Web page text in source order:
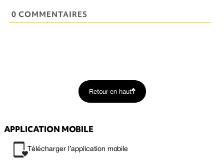
0 COMMENTAIRES
Retour en haut
APPLICATION MOBILE
Télécharger l’application mobile